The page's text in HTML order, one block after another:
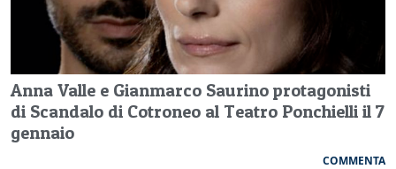
Anna Valle e Gianmarco Saurino protagonisti
di Scandalo di Cotroneo al Teatro Ponchielli il 7
gennaio
COMMENTA